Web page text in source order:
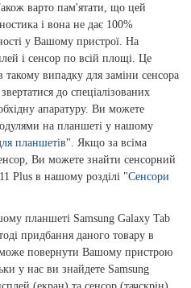
варто пам'ятати, що цей
і вона не дає 100%
у Вашому пристрої. На
і сенсор по всій площі. Це
такому випадку для заміни сенсора
до спеціалізованих
апаратуру. Ви можете
на планшеті у нашому
планшетів". Якщо за всіма
Ви можете знайти сенсорний
Plus в нашому розділі "Сенсори
планшеті Samsung Galaxy Tab
придбання даного товару в
повернути Вашому пристрою
у нас ви знайдете Samsung